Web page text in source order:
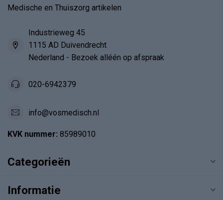
Medische en Thuiszorg artikelen
Industrieweg 45
1115 AD Duivendrecht
Nederland - Bezoek alléén op afspraak
020-6942379
info@vosmedisch.nl
KVK nummer: 85989010
Categorieën
Informatie